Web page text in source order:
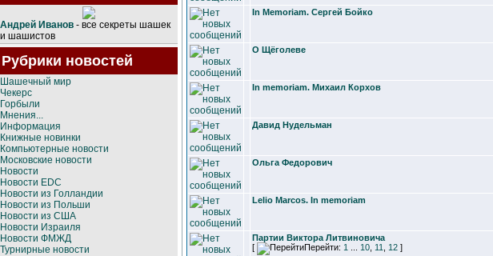
Андрей Иванов - все секреты шашек
и шашистов
Рубрики новостей
Шашечный мир
Чекерс
Горбыли
Мнения...
Информация
Книжные новинки
Компьютерные новости
Московские новости
Новости
Новости EDC
Новости из Голландии
Новости из Польши
Новости из США
Новости Израиля
Новости ФМЖД
Турнирные новости
In Memoriam. Сергей Бойко
О Щёголеве
In memoriam. Михаил Корхов
Давид Нудельман
Ольга Федорович
Lelio Marcos. In memoriam
Партии Виктора Литвиновича
[
Перейти: 1 10 11 12 ]